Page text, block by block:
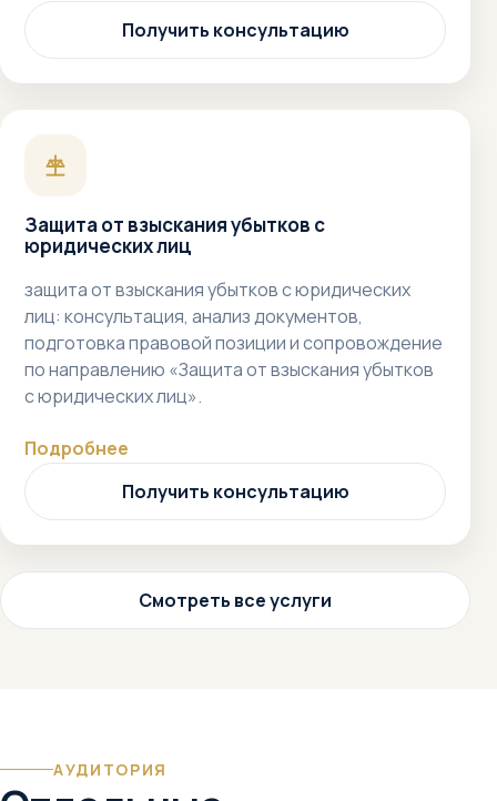
Получить консультацию
Защита от взыскания убытков с
юридических лиц
защита от взыскания убытков с юридических
лиц: консультация, анализ документов,
подготовка правовой позиции и сопровождение
по направлению «Защита от взыскания убытков
с юридических лиц».
Подробнее
Получить консультацию
Смотреть все услуги
АУДИТОРИЯ